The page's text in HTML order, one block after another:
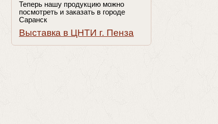
Теперь нашу продукцию можно
посмотреть и заказать в городе
Саранск
Выставка в ЦНТИ г. Пенза